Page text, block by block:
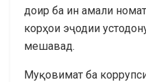
доир ба ин амали
корҳои эҷодии
мешавад.
Муқовимат ба